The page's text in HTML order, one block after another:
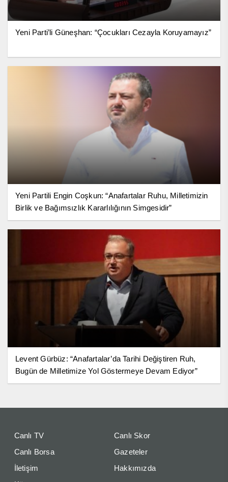
Yeni Parti’li Güneşhan: “Çocukları Cezayla Koruyamayız”
Yeni Partili Engin Coşkun: “Anafartalar Ruhu, Milletimizin
Birlik ve Bağımsızlık Kararlılığının Simgesidir”
Levent Gürbüz: “Anafartalar’da Tarihi Değiştiren Ruh,
Bugün de Milletimize Yol Göstermeye Devam Ediyor”
Canlı TV
Canlı Skor
Canlı Borsa
Gazeteler
İletişim
Hakkımızda